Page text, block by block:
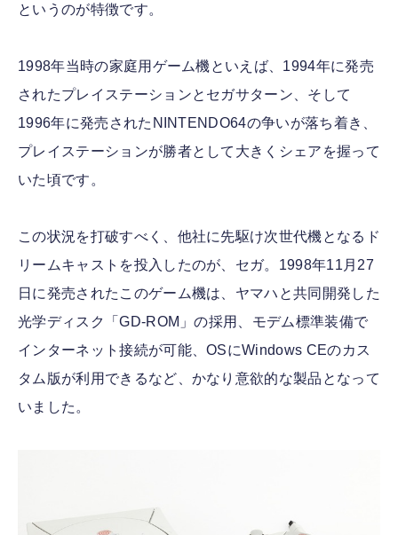
というのが特徴です。
1998年当時の家庭用ゲーム機といえば、1994年に発売
されたプレイステーションとセガサターン、そして
1996年に発売されたNINTENDO64の争いが落ち着き、
プレイステーションが勝者として大きくシェアを握って
いた頃です。
この状況を打破すべく、他社に先駆け次世代機となるド
リームキャストを投入したのが、セガ。1998年11月27
日に発売されたこのゲーム機は、ヤマハと共同開発した
光学ディスク「GD-ROM」の採用、モデム標準装備で
インターネット接続が可能、OSにWindows CEのカス
タム版が利用できるなど、かなり意欲的な製品となって
いました。